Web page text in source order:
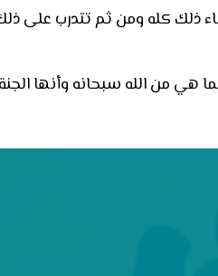
ذلك كله ومن ثم تتدرب على
هي من الله سبحانه وأنها الجنة